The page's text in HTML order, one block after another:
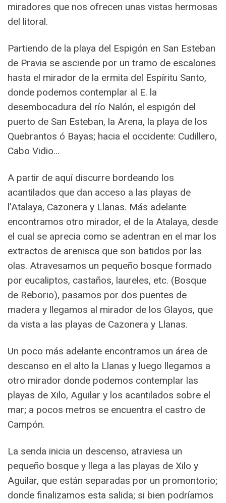
miradores que nos ofrecen unas vistas hermosas
del litoral.
Partiendo de la playa del Espigón en San Esteban
de Pravia se asciende por un tramo de escalones
hasta el mirador de la ermita del Espíritu Santo,
donde podemos contemplar al E. la
desembocadura del río Nalón, el espigón del
puerto de San Esteban, la Arena, la playa de los
Quebrantos ó Bayas; hacia el occidente: Cudillero,
Cabo Vidio…
A partir de aquí discurre bordeando los
acantilados que dan acceso a las playas de
l’Atalaya, Cazonera y Llanas. Más adelante
encontramos otro mirador, el de la Atalaya, desde
el cual se aprecia como se adentran en el mar los
extractos de arenisca que son batidos por las
olas. Atravesamos un pequeño bosque formado
por eucaliptos, castaños, laureles, etc. (Bosque
de Reborio), pasamos por dos puentes de
madera y llegamos al mirador de los Glayos, que
da vista a las playas de Cazonera y Llanas.
Un poco más adelante encontramos un área de
descanso en el alto la Llanas y luego llegamos a
otro mirador donde podemos contemplar las
playas de Xilo, Aguilar y los acantilados sobre el
mar; a pocos metros se encuentra el castro de
Campón.
La senda inicia un descenso, atraviesa un
pequeño bosque y llega a las playas de Xilo y
Aguilar, que están separadas por un promontorio;
donde finalizamos esta salida; si bien podríamos